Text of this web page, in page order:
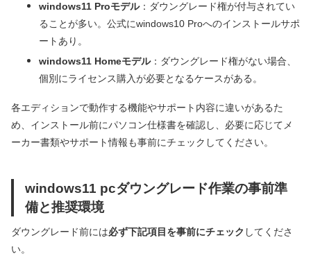
windows11 Proモデル：ダウングレード権が付与されてい
ることが多い。公式にwindows10 Proへのインストールサポ
ートあり。
windows11 Homeモデル：ダウングレード権がない場合、
個別にライセンス購入が必要となるケースがある。
各エディションで動作する機能やサポート内容に違いがあるた
め、インストール前にパソコン仕様書を確認し、必要に応じてメ
ーカー書類やサポート情報も事前にチェックしてください。
windows11 pcダウングレード作業の事前準
備と推奨環境
ダウングレード前には必ず下記項目を事前にチェック してくださ
い。